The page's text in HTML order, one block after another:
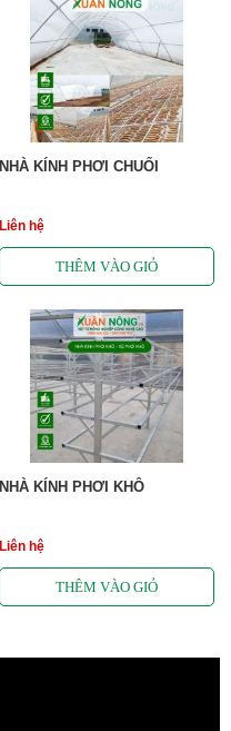
NHÀ KÍNH PHƠI CHUỐI
Liên hệ
NHÀ KÍNH PHƠI KHÔ
Liên hệ